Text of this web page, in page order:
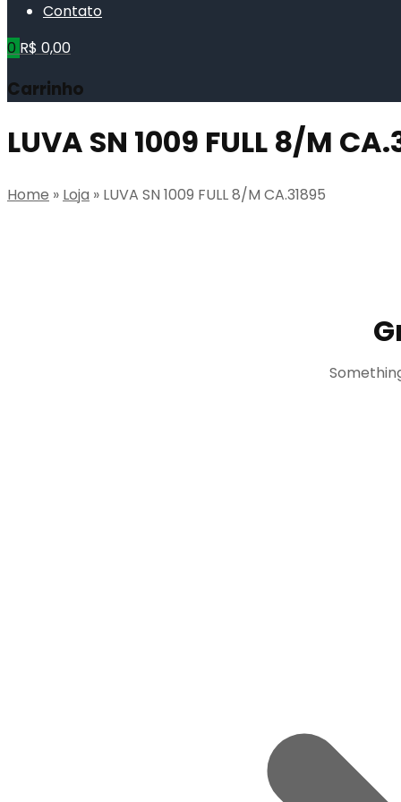
Contato
0 R$ 0,00
Carrinho
LUVA SN 1009 FULL 8/M
Home » Loja » LUVA SN 1009 FULL 8/M CA.31895